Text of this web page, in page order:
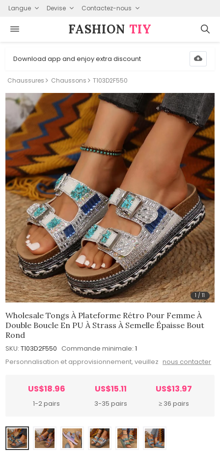
Langue Devise Contactez-nous
FASHION⁠ TIY
Download app and enjoy extra discount
Chaussures Chaussons T103D2F550
1 /11
Wholesale Tongs À Plateforme Rétro Pour Femme À
Double Boucle En PU À Strass À Semelle Épaisse Bout
Rond
SKU: T103D2F550 Commande minimale: 1
Personnalisation et approvisionnement, veuillez nous contacter
US$18.96
1-2 pairs
US$15.11
3-35 pairs
US$13.97
≥ 36 pairs